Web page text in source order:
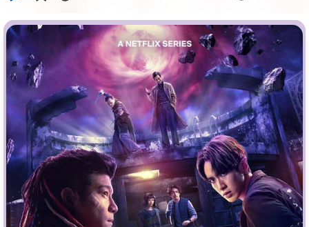
Дорамы Индийское кино
Киберпанк Коллекция
Комикс Маги и Волшебники
Наркотики Новогодние
Основанное нареальных
событиях
Параллельные миры
Перевод ПереводКубик в Кубе
Перевод Кураж-Бамбей Пеплум
Подростковая жестокость Постапокалипсис